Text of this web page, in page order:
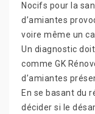
Nocifs pour la
d’amiantes
voire même un
Un diagnostic
comme GK
d’amiantes
En se basant du
décider si le